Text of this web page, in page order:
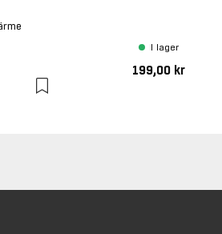
I lager
199,00 kr